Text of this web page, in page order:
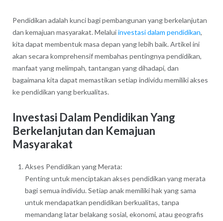
Pendidikan adalah kunci bagi pembangunan yang berkelanjutan
dan kemajuan masyarakat. Melaluiinvestasi dalam pendidikan,
kita dapat membentuk masa depan yang lebih baik. Artikel ini
akan secara komprehensif membahas pentingnya pendidikan,
manfaat yang melimpah, tantangan yang dihadapi, dan
bagaimana kita dapat memastikan setiap individu memiliki akses
ke pendidikan yang berkualitas.
Investasi Dalam Pendidikan Yang
Berkelanjutan dan Kemajuan
Masyarakat
Akses Pendidikan yang Merata:
Penting untuk menciptakan akses pendidikan yang merata
bagi semua individu. Setiap anak memiliki hak yang sama
untuk mendapatkan pendidikan berkualitas, tanpa
memandang latar belakang sosial, ekonomi, atau geografis